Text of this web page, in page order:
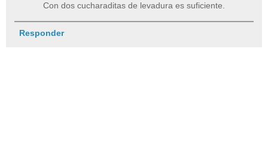
Con dos cucharaditas de levadura es suficiente.
Responder